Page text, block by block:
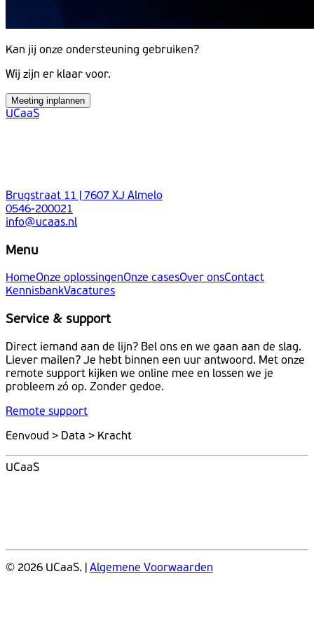
Kan jij onze ondersteuning gebruiken?
Wij zijn er klaar voor.
Meeting inplannen
UCaaS
Brugstraat 11 | 7607 XJ Almelo
0546-200021
info@ucaas.nl
Menu
HomeOnze oplossingenOnze casesOver onsContact
KennisbankVacatures
Service & support
Direct iemand aan de lijn? Bel ons en we gaan aan de slag.
Liever mailen? Je hebt binnen een uur antwoord. Met onze
remote support kijken we online mee en lossen we je
probleem zó op. Zonder gedoe.
Remote support
Eenvoud > Data > Kracht
UCaaS
© 2026 UCaaS. | Algemene Voorwaarden